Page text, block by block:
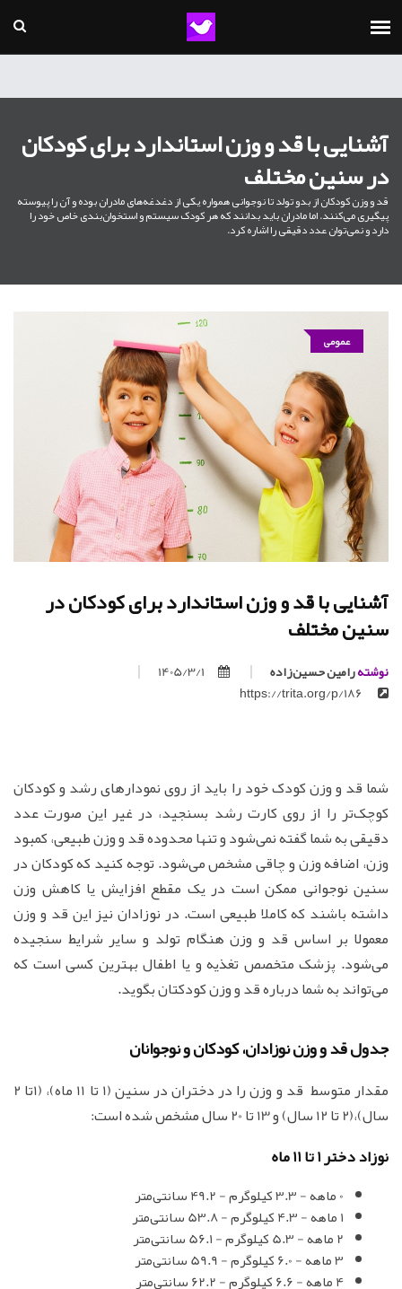
آشنایی با قد و وزن استاندارد برای کودکان
در سنین مختلف
قد و وزن کودکان از بدو تولد تا نوجوانی همواره یکی از دغدغه‌های مادران بوده و آن را پیوسته
پیگیری می‌کنند. اما مادران باید بدانند که هر کودک سیستم و استخوان‌بندی خاص خود را
دارد و نمی‌توان عدد دقیقی را اشاره کرد.
عمومی
آشنایی با قد و وزن استاندارد برای کودکان در
سنین مختلف
نوشتهرامین حسین‌زاده
1405/3/1
شما قد و وزن کودک خود را باید از روی نمودارهای رشد و کودکان
کوچک‌تر را از روی کارت رشد بسنجید، در غیر این صورت عدد
دقیقی به شما گفته نمی‌شود و تنها محدوده قد و وزن طبیعی، کمبود
وزن، اضافه وزن و چاقی مشخص می‌شود. توجه کنید که کودکان در
سنین نوجوانی ممکن است در یک مقطع افزایش یا کاهش وزن
داشته باشند که کاملا طبیعی است. در نوزادان نیز این قد و وزن
معمولا بر اساس قد و وزن هنگام تولد و سایر شرایط سنجیده
می‌شود. پزشک متخصص تغذیه و یا اطفال بهترین کسی است که
می‌تواند به شما درباره قد و وزن کودکتان بگوید.
جدول قد و وزن نوزادان، کودکان و نوجوانان
مقدار متوسط قد و وزن را در دختران در سنین (1 تا 11 ماه)، (1تا 2
سال)،(2 تا 12 سال) و 13 تا 20 سال مشخص شده است:
نوزاد دختر 1 تا 11 ماه
0 ماهه - 3.3 کیلوگرم - 49.2 سانتی‌متر
1 ماهه - 4.3 کیلوگرم - 53.8 سانتی‌متر
2 ماهه - 5.3 کیلوگرم - 56.1 سانتی‌متر
3 ماهه - 6.0 کیلوگرم - 59.9 سانتی‌متر
4 ماهه - 6.6 کیلوگرم - 62.2 سانتی‌متر